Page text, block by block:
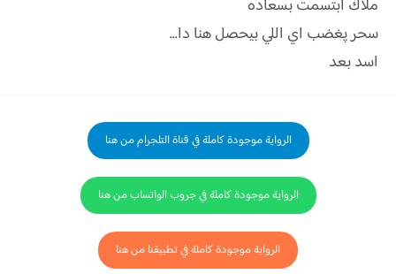
ملاك ابتسمت بسعاده
سحر پغضب اي اللي بيحصل هنا دا...
اسد بعد
الرواية موجودة كاملة في قناة التلجرام من هنا
الرواية موجودة كاملة في جروب الواتساب من هنا
الرواية موجودة كاملة في تطبيقنا من هنا